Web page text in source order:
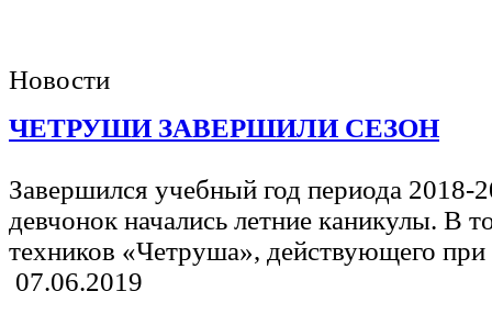
Новости
ЧЕТРУШИ ЗАВЕРШИЛИ СЕЗОН
Завершился учебный год периода 2018-
девчонок начались летние каникулы. В
техников «Четруша», действующего
07.06.2019